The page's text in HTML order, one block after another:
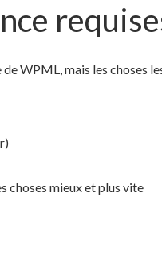
WPML, mais les choses
choses mieux et plus vite